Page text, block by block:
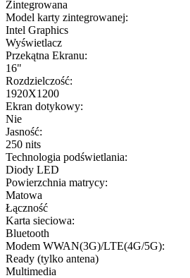
Zintegrowana
Model karty zintegrowanej:
Intel Graphics
Wyświetlacz
Przekątna Ekranu:
16"
Rozdzielczość:
1920X1200
Ekran dotykowy:
Nie
Jasność:
250 nits
Technologia podświetlania:
Diody LED
Powierzchnia matrycy:
Matowa
Łączność
Karta sieciowa:
Bluetooth
Modem WWAN(3G)/LTE(4G/5G):
Ready (tylko antena)
Multimedia